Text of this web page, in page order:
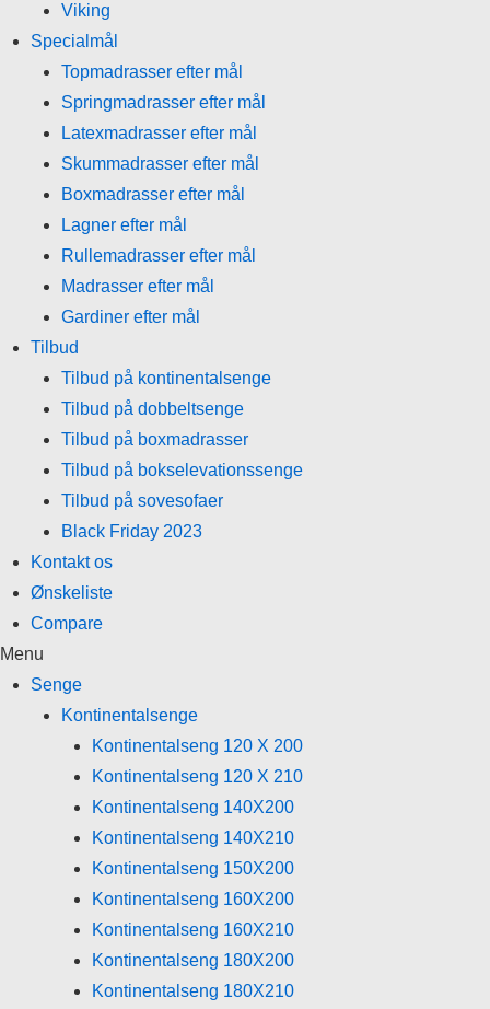
Viking
Specialmål
Topmadrasser efter mål
Springmadrasser efter mål
Latexmadrasser efter mål
Skummadrasser efter mål
Boxmadrasser efter mål
Lagner efter mål
Rullemadrasser efter mål
Madrasser efter mål
Gardiner efter mål
Tilbud
Tilbud på kontinentalsenge
Tilbud på dobbeltsenge
Tilbud på boxmadrasser
Tilbud på bokselevationssenge
Tilbud på sovesofaer
Black Friday 2023
Kontakt os
Ønskeliste
Compare
Menu
Senge
Kontinentalsenge
Kontinentalseng 120 X 200
Kontinentalseng 120 X 210
Kontinentalseng 140X200
Kontinentalseng 140X210
Kontinentalseng 150X200
Kontinentalseng 160X200
Kontinentalseng 160X210
Kontinentalseng 180X200
Kontinentalseng 180X210